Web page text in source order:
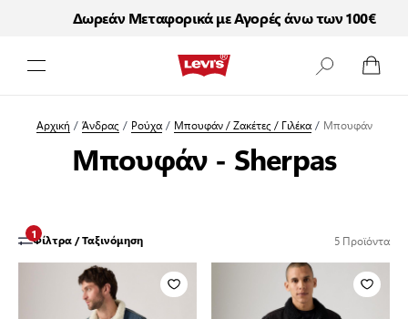
Δωρεάν Μεταφορικά με Αγορές άνω των 100€
Αρχική / Άνδρας / Ρούχα / Μπουφάν / Ζακέτες / Γιλέκα / Μπουφάν
Μπουφάν - Sherpas
Φίλτρα / Ταξινόμηση
1 5Προϊόντα